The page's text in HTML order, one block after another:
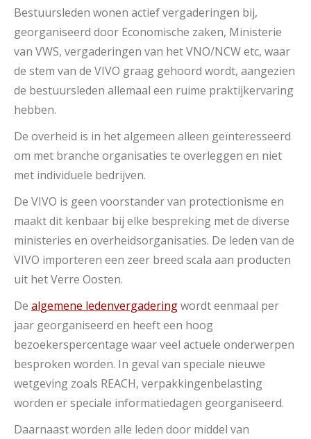
Bestuursleden wonen actief vergaderingen bij,
georganiseerd door Economische zaken, Ministerie
van VWS, vergaderingen van het VNO/NCW etc, waar
de stem van de VIVO graag gehoord wordt, aangezien
de bestuursleden allemaal een ruime praktijkervaring
hebben.
De overheid is in het algemeen alleen geïnteresseerd
om met branche organisaties te overleggen en niet
met individuele bedrijven.
De VIVO is geen voorstander van protectionisme en
maakt dit kenbaar bij elke bespreking met de diverse
ministeries en overheidsorganisaties. De leden van de
VIVO importeren een zeer breed scala aan producten
uit het Verre Oosten.
De algemene ledenvergaderingwordt eenmaal per
jaar georganiseerd en heeft een hoog
bezoekerspercentage waar veel actuele onderwerpen
besproken worden. In geval van speciale nieuwe
wetgeving zoals REACH, verpakkingenbelasting
worden er speciale informatiedagen georganiseerd.
Daarnaast worden alle leden door middel van